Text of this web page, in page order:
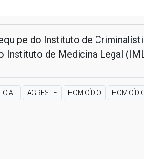
do Instituto de
Instituto de Medicina Legal
AGRESTE HOMICÍDIO